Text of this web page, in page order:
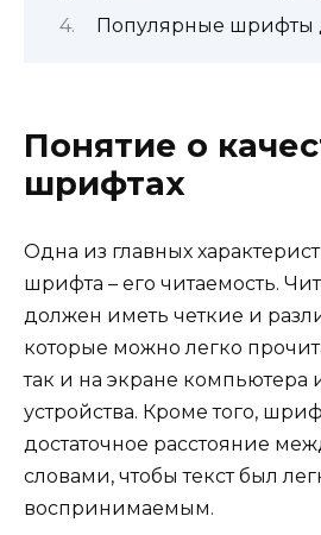
Популярные шрифты
Понятие о
шрифтах
Одна из главных
шрифта – его читаемость.
должен иметь четкие и
которые можно легко
так и на экране компьютера
устройства. Кроме того,
достаточное расстояние
словами, чтобы текст был
воспринимаемым.